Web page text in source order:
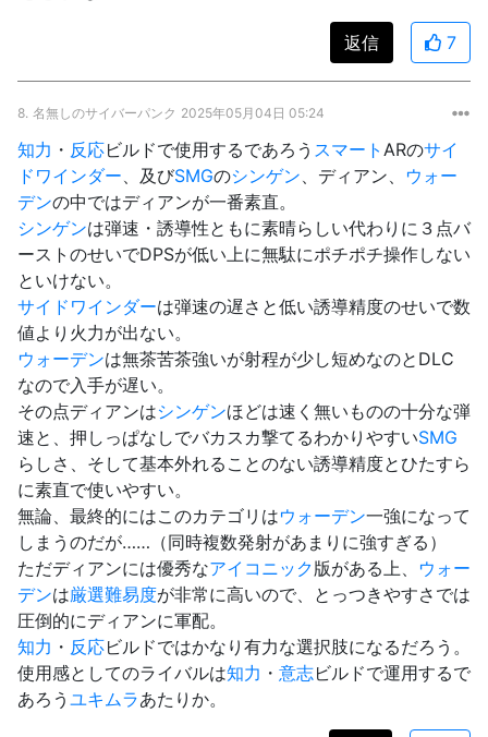
返信 7
8. 名無しのサイバーパンク 2025年05月04日 05:24
知力 ・ 反応ビルドで使用するであろう スマート ARのサイ
ドワインダー 、及びSMGのシンゲン 、ディアン、 ウォー
デンの中ではディアンが一番素直。
シンゲンは弾速・誘導性ともに素晴らしい代わりに３点バ
ーストのせいでDPSが低い上に無駄にポチポチ操作しない
といけない。
サイドワインダーは弾速の遅さと低い誘導精度のせいで数
値より火力が出ない。
ウォーデンは無茶苦茶強いが射程が少し短めなのとDLC
なので入手が遅い。
その点ディアンはシンゲンほどは速く無いものの十分な弾
速と、押しっぱなしでバカスカ撃てるわかりやすいSMG
らしさ、そして基本外れることのない誘導精度とひたすら
に素直で使いやすい。
無論、最終的にはこのカテゴリはウォーデン一強になって
しまうのだが……（同時複数発射があまりに強すぎる）
ただディアンには優秀なアイコニック版がある上、 ウォー
デンは厳選難易度が非常に高いので、とっつきやすさでは
圧倒的にディアンに軍配。
知力 ・ 反応ビルドではかなり有力な選択肢になるだろう。
使用感としてのライバルは知力 ・ 意志ビルドで運用するで
あろう ユキムラあたりか。